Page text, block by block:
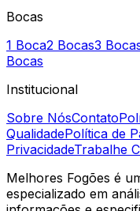
Bocas
1 Boca2 Bocas3
Bocas
Institucional
Sobre NósContato
QualidadePolítica de
PrivacidadeTrabalhe
Melhores Fogões é
especializado em